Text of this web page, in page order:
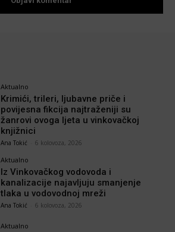
Aktualno
Krimići, trileri, ljubavne priče i
povijesna fikcija najtraženiji su
žanrovi ovoga ljeta u vinkovačkoj
knjižnici
Ana Tokić 6 kolovoza, 2026
Aktualno
Iz Vinkovačkog vodovoda i
kanalizacije najavljuju smanjenje
tlaka u vodovodnoj mreži
Ana Tokić 6 kolovoza, 2026
Aktualno